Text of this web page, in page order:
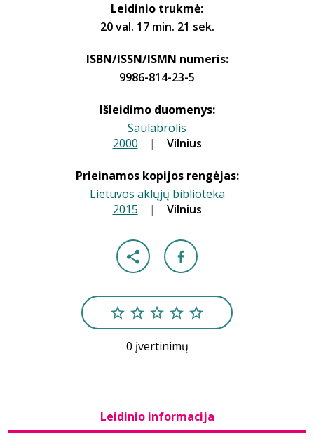
Leidinio trukmė:
20 val. 17 min. 21 sek.
ISBN/ISSN/ISMN numeris:
9986-814-23-5
Išleidimo duomenys:
Saulabrolis
2000 | Vilnius
Prieinamos kopijos rengėjas:
Lietuvos aklųjų biblioteka
2015 | Vilnius
0 įvertinimų
Leidinio informacija